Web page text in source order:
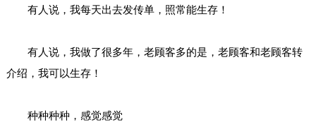
有人说，我每天出去发传单，照常能生存！
有人说，我做了很多年，老顾客多的是，老顾客和老顾客转
介绍，我可以生存！
种种种种，感觉感觉